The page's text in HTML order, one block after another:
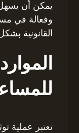
يمكن أن
وفعالة في
القانونية
تعتبر عملية